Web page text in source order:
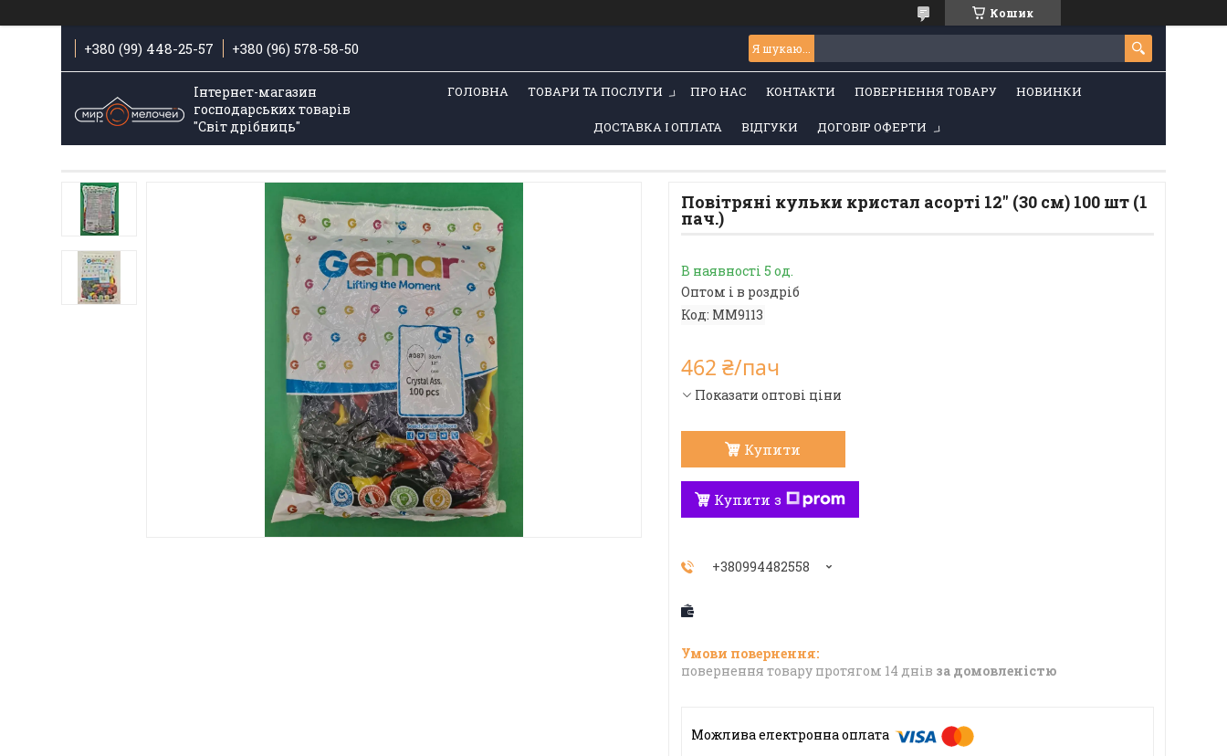
Кошик
+380 (99) 448-25-57 +380 (96) 578-58-50
Інтернет-магазин
господарських товарів
"Світ дрібниць"
ГОЛОВНА ТОВАРИ ТА ПОСЛУГИ ПРО НАС КОНТАКТИ ПОВЕРНЕННЯ ТОВАРУ НОВИНКИ
ДОСТАВКА І ОПЛАТА ВІДГУКИ ДОГОВІР ОФЕРТИ
Повітряні кульки кристал асорті 12" (30 см) 100 шт (1
пач.)
В наявності 5 од.
Оптом і в роздріб
Код: MM9113
462 ₴/пач
Показати оптові ціни
Купити
Купити з
+380994482558
повернення товару протягом 14 днів за домовленістю